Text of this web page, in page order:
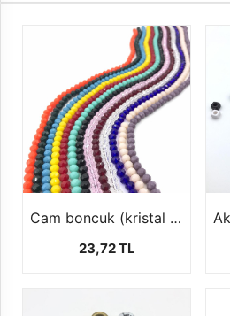
Cam boncuk (kristal dizi boncuk 1 dizi 42 cm )
23,72 TL